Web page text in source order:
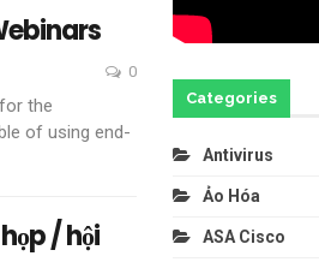
0
the
of using end-
/ hội
Categories
Antivirus
Ảo Hóa
ASA Cisco